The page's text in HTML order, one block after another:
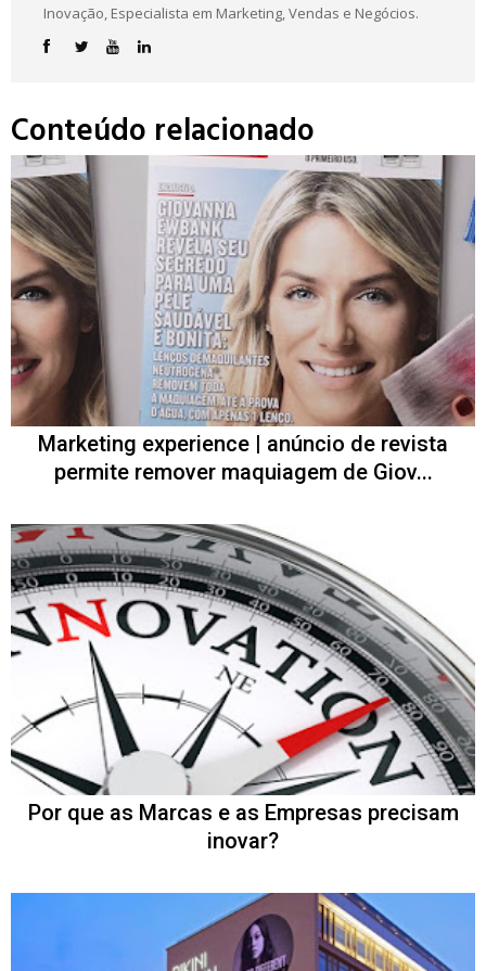
Inovação, Especialista em Marketing, Vendas e Negócios.
Conteúdo relacionado
Marketing experience | anúncio de revista
permite remover maquiagem de Giov...
Por que as Marcas e as Empresas precisam
inovar?